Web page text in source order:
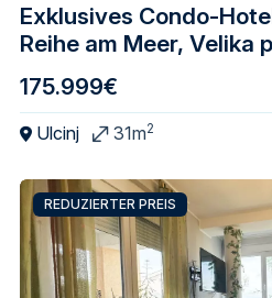
Exklusives Condo-
Reihe am Meer, Velika
175.999€
Ulcinj 31m2
REDUZIERTER PREIS